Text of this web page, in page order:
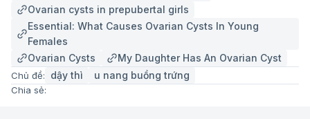
Ovarian cysts in prepubertal girls
Essential: What Causes Ovarian Cysts In Young
Females
Ovarian Cysts
My Daughter Has An Ovarian Cyst
Chủ đề: dậy thì u nang buồng trứng
Chia sẻ: